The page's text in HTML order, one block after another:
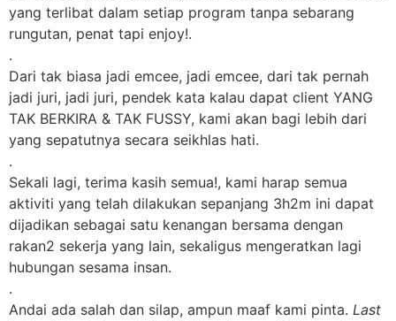
yang terlibat dalam setiap program tanpa sebarang
rungutan, penat tapi enjoy!.
.
Dari tak biasa jadi emcee, jadi emcee, dari tak pernah
jadi juri, jadi juri, pendek kata kalau dapat client YANG
TAK BERKIRA & TAK FUSSY, kami akan bagi lebih dari
yang sepatutnya secara seikhlas hati.
.
Sekali lagi, terima kasih semua!, kami harap semua
aktiviti yang telah dilakukan sepanjang 3h2m ini dapat
dijadikan sebagai satu kenangan bersama dengan
rakan2 sekerja yang lain, sekaligus mengeratkan lagi
hubungan sesama insan.
.
Andai ada salah dan silap, ampun maaf kami pinta. Last